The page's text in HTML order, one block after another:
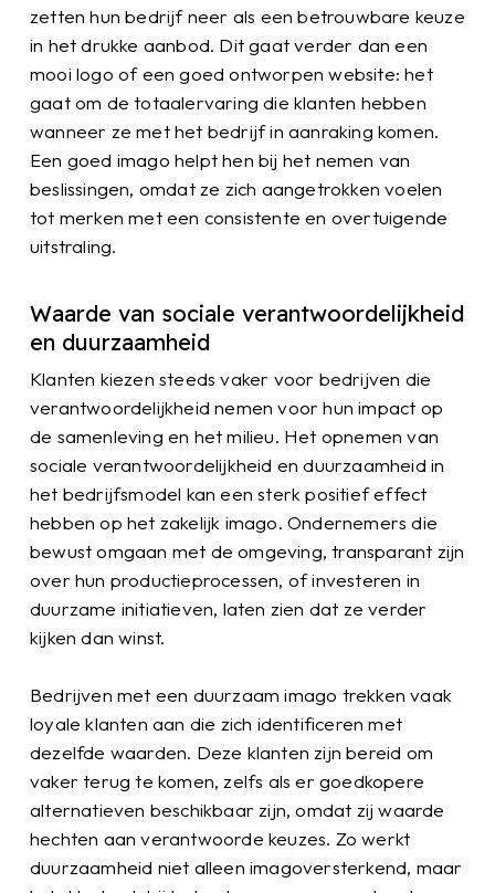
zetten hun bedrijf neer als een betrouwbare keuze
in het drukke aanbod. Dit gaat verder dan een
mooi logo of een goed ontworpen website: het
gaat om de totaalervaring die klanten hebben
wanneer ze met het bedrijf in aanraking komen.
Een goed imago helpt hen bij het nemen van
beslissingen, omdat ze zich aangetrokken voelen
tot merken met een consistente en overtuigende
uitstraling.
Waarde van sociale verantwoordelijkheid
en duurzaamheid
Klanten kiezen steeds vaker voor bedrijven die
verantwoordelijkheid nemen voor hun impact op
de samenleving en het milieu. Het opnemen van
sociale verantwoordelijkheid en duurzaamheid in
het bedrijfsmodel kan een sterk positief effect
hebben op het zakelijk imago. Ondernemers die
bewust omgaan met de omgeving, transparant zijn
over hun productieprocessen, of investeren in
duurzame initiatieven, laten zien dat ze verder
kijken dan winst.
Bedrijven met een duurzaam imago trekken vaak
loyale klanten aan die zich identificeren met
dezelfde waarden. Deze klanten zijn bereid om
vaker terug te komen, zelfs als er goedkopere
alternatieven beschikbaar zijn, omdat zij waarde
hechten aan verantwoorde keuzes. Zo werkt
duurzaamheid niet alleen imagoversterkend, maar